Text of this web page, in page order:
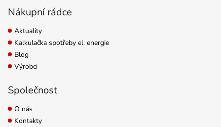
Nákupní rádce
Aktuality
Kalkulačka spotřeby el. energie
Blog
Výrobci
Společnost
O nás
Kontakty